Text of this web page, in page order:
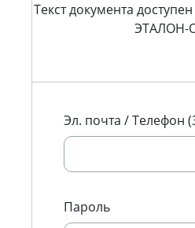
Текст документа
ЭТАЛОН-
Эл. почта / Телефон
Пароль